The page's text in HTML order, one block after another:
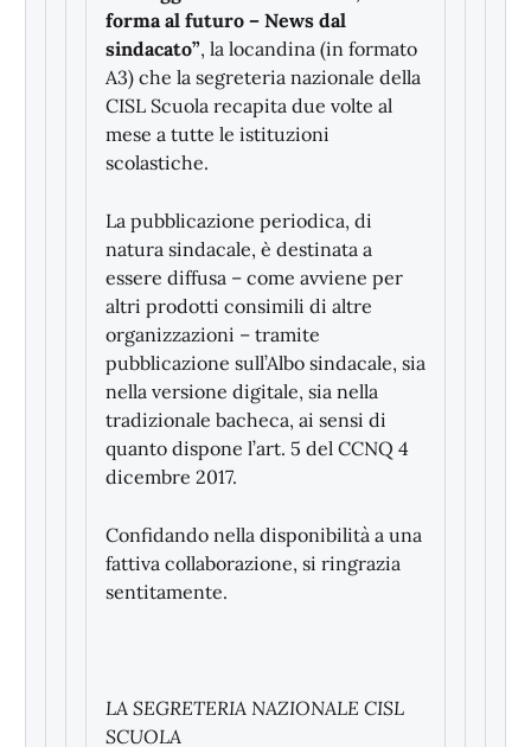
forma al futuro – News dal
sindacato”, la locandina (in formato
A3) che la segreteria nazionale della
CISL Scuola recapita due volte al
mese a tutte le istituzioni
scolastiche.
La pubblicazione periodica, di
natura sindacale, è destinata a
essere diffusa – come avviene per
altri prodotti consimili di altre
organizzazioni – tramite
pubblicazione sull’Albo sindacale, sia
nella versione digitale, sia nella
tradizionale bacheca, ai sensi di
quanto dispone l’art. 5 del CCNQ 4
dicembre 2017.
Confidando nella disponibilità a una
fattiva collaborazione, si ringrazia
sentitamente.
LA SEGRETERIA NAZIONALE CISL
SCUOLA